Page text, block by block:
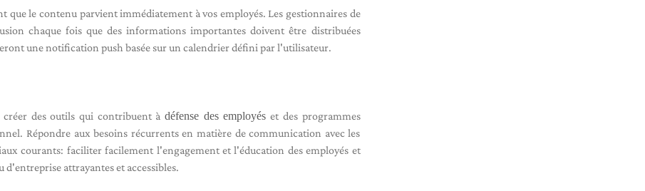
que le contenu parvient immédiatement à vos employés. Les gestionnaires de
chaque fois que des informations importantes doivent être distribuées
une notification push basée sur un calendrier défini par l'utilisateur.
créer des outils qui contribuent àdéfense des employés et des programmes
Répondre aux besoins récurrents en matière de communication avec les
courants: faciliter facilement l'engagement et l'éducation des employés et
attrayantes et accessibles.